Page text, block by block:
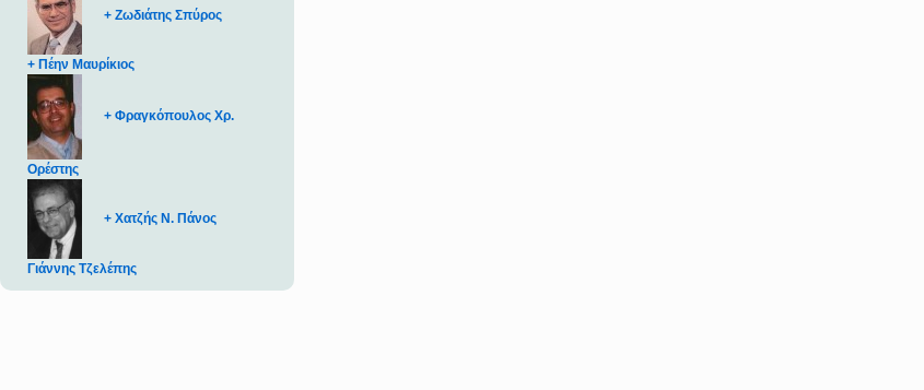
+ Ζωδιάτης Σπύρος
+ Πέην Μαυρίκιος
+ Φραγκόπουλος Χρ.
Ορέστης
+ Χατζής Ν. Πάνος
Γιάννης Τζελέπης